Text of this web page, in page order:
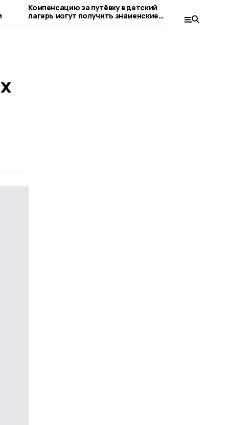
Компенсацию за путёвку в детский
лагерь могут получить знаменские
родители
работать